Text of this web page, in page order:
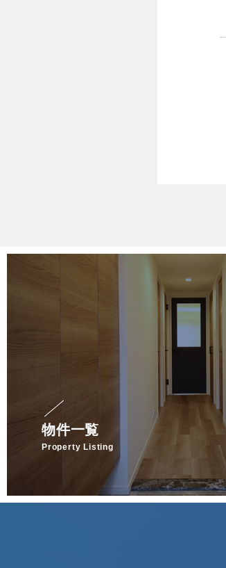
物件一覧
Property Listing